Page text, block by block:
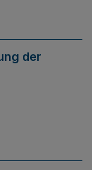
der